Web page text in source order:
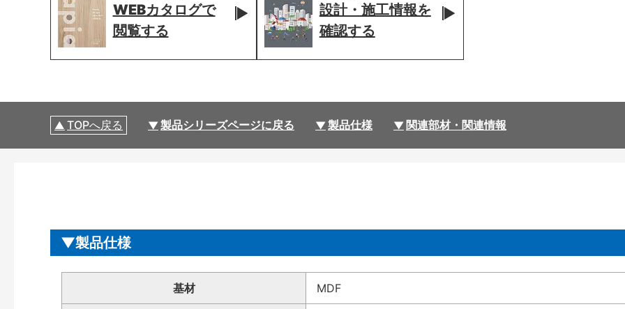
WEBカタログで
閲覧する
設計・施工情報を
確認する
TOPへ戻る 製品シリーズページに戻る 製品仕様 関連部材・関連情報
製品仕様
基材 MDF